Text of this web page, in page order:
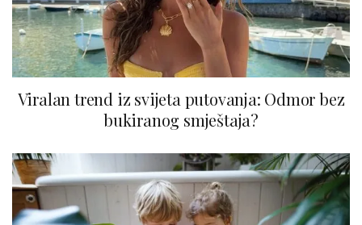
Viralan trend iz svijeta putovanja: Odmor bez
bukiranog smještaja?